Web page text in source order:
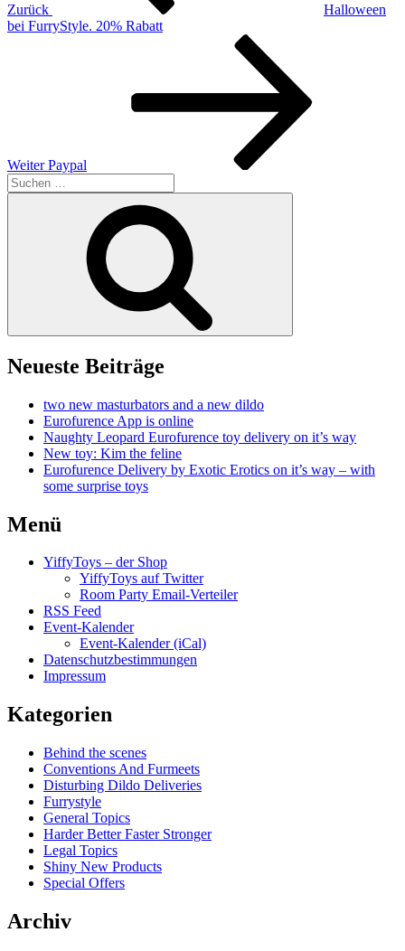
Zurück
Halloween
bei FurryStyle. 20% Rabatt
Weiter Paypal
Suchen
nach:
Neueste Beiträge
two new masturbators and a new dildo
Eurofurence App is online
Naughty Leopard Eurofurence toy delivery on it’s way
New toy: Kim the feline
Eurofurence Delivery by Exotic Erotics on it’s way – with
some surprise toys
Menü
YiffyToys – der Shop
YiffyToys auf Twitter
Room Party Email-Verteiler
RSS Feed
Event-Kalender
Event-Kalender (iCal)
Datenschutzbestimmungen
Impressum
Kategorien
Behind the scenes
Conventions And Furmeets
Disturbing Dildo Deliveries
Furrystyle
General Topics
Harder Better Faster Stronger
Legal Topics
Shiny New Products
Special Offers
Archiv